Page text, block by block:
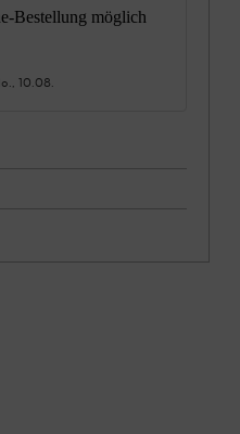
Bestellung möglich
10.08.